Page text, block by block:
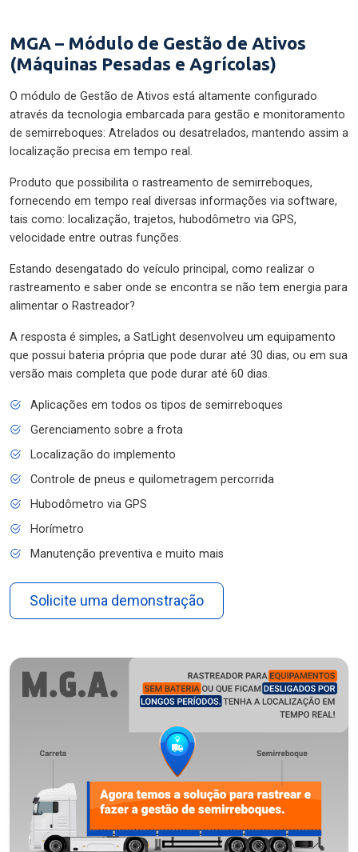
MGA – Módulo de Gestão de Ativos
(Máquinas Pesadas e Agrícolas)
O módulo de Gestão de Ativos está altamente configurado
através da tecnologia embarcada para gestão e monitoramento
de semirreboques: Atrelados ou desatrelados, mantendo assim a
localização precisa em tempo real.
Produto que possibilita o rastreamento de semirreboques,
fornecendo em tempo real diversas informações via software,
tais como: localização, trajetos, hubodômetro via GPS,
velocidade entre outras funções.
Estando desengatado do veículo principal, como realizar o
rastreamento e saber onde se encontra se não tem energia para
alimentar o Rastreador?
A resposta é simples, a SatLight desenvolveu um equipamento
que possui bateria própria que pode durar até 30 dias, ou em sua
versão mais completa que pode durar até 60 dias.
Aplicações em todos os tipos de semirreboques
Gerenciamento sobre a frota
Localização do implemento
Controle de pneus e quilometragem percorrida
Hubodômetro via GPS
Horímetro
Manutenção preventiva e muito mais
Solicite uma demonstração